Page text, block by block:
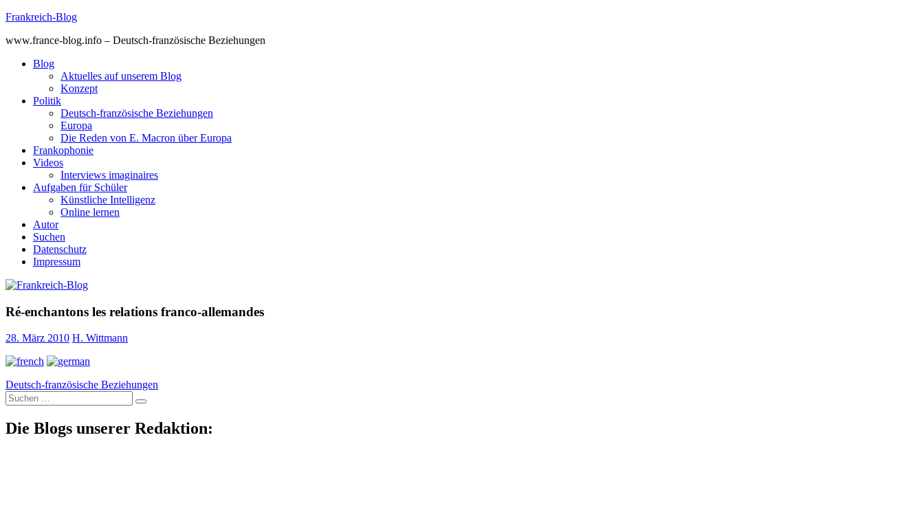
Skip
content
Frankreich-Blog
www.france-blog.info – Deutsch-französische Beziehungen
Blog
Aktuelles auf unserem Blog
Konzept
Politik
Deutsch-französische Beziehungen
Europa
Die Reden von E. Macron über Europa
Frankophonie
Videos
Interviews imaginaires
Aufgaben für Schüler
Künstliche Intelligenz
Online lernen
Autor
Suchen
Datenschutz
Impressum
Ré-enchantons les relations franco-allemandes
28. März 2010 H. Wittmann
Deutsch-französische Beziehungen
Suche
nach:
Die Blogs unserer Redaktion: